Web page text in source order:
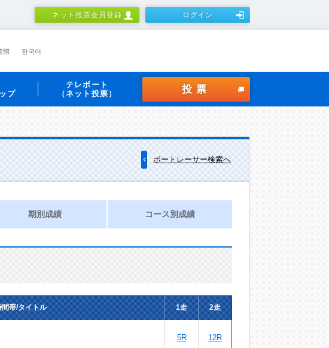
ネット投票会員登録 ログイン
體 한국어
プ
テレボート
（ネット投票）
投票
ボートレーサー検索へ
期別成績 コース別成績
帯/タイトル 1走 2走
5R 12R